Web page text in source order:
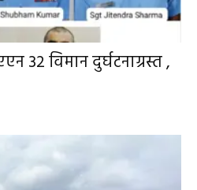
32 विमान दुर्घटनाग्रस्त ,